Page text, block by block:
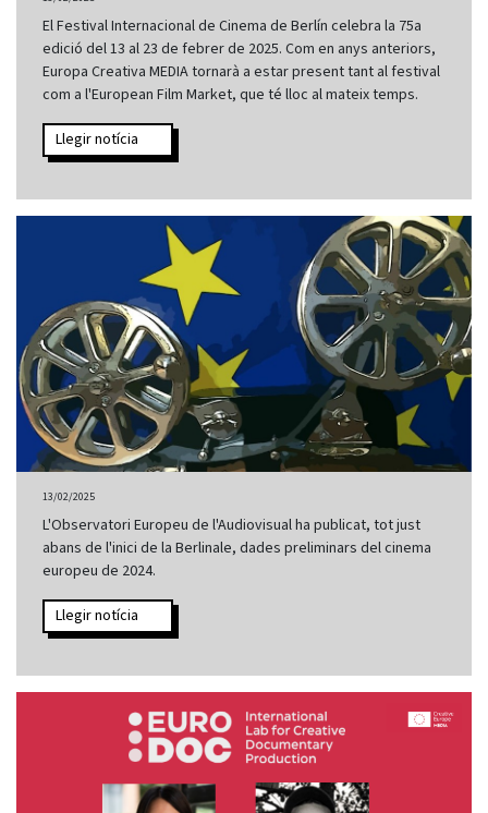
El Festival Internacional de Cinema de Berlín celebra la 75a
edició del 13 al 23 de febrer de 2025. Com en anys anteriors,
Europa Creativa MEDIA tornarà a estar present tant al festival
com a l'European Film Market, que té lloc al mateix temps.
Llegir notícia
13/02/2025
L'Observatori Europeu de l'Audiovisual ha publicat, tot just
abans de l'inici de la Berlinale, dades preliminars del cinema
europeu de 2024.
Llegir notícia